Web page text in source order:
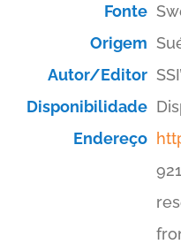
Fonte
Origem
Autor/Editor
Disponibilidade
Endereço